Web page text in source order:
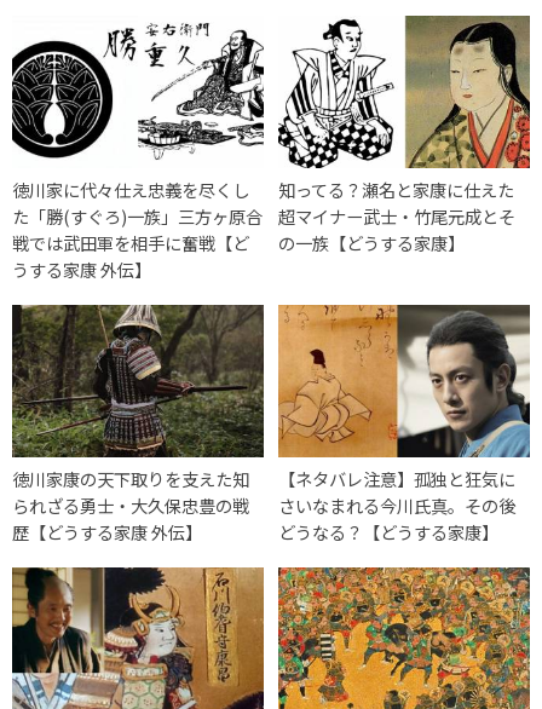
徳川家に代々仕え忠義を尽くし
た「勝(すぐろ)一族」三方ヶ原合
戦では武田軍を相手に奮戦【ど
うする家康 外伝】
知ってる？瀬名と家康に仕えた
超マイナー武士・竹尾元成とそ
の一族【どうする家康】
徳川家康の天下取りを支えた知
られざる勇士・大久保忠豊の戦
歴【どうする家康 外伝】
【ネタバレ注意】孤独と狂気に
さいなまれる今川氏真。その後
どうなる？【どうする家康】